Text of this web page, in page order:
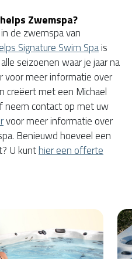
Zwemspa?
de zwemspa van
Signature Swim Spais
seizoenen waar je jaar na
voor meer informatie over
creëert met een Michael
neem contact op met uw
voor meer informatie over
Benieuwd hoeveel een
U kunthier een offerte